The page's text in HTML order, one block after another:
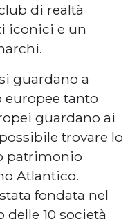
di realtà
iconici e un
guardano a
europee tanto
guardano ai
trovare lo
patrimonio
Atlantico.
fondata nel
delle 10 società